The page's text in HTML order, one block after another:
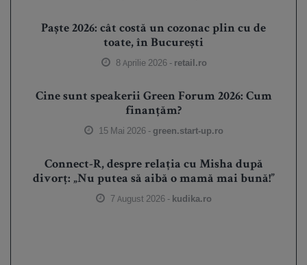
Paște 2026: cât costă un cozonac plin cu de
toate, în București
8 Aprilie 2026 - retail.ro
Cine sunt speakerii Green Forum 2026: Cum
finanțăm?
15 Mai 2026 - green.start-up.ro
Connect-R, despre relația cu Misha după
divorț: „Nu putea să aibă o mamă mai bună!”
7 August 2026 - kudika.ro